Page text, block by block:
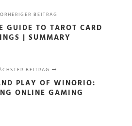
BEITRAG
GUIDE TO TAROT CARD
| SUMMARY
BEITRAG
PLAY OF WINORIO:
ONLINE GAMING